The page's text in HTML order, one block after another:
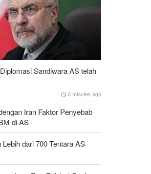
Sandiwara AS telah
6 minutes ago
Iran Faktor Penyebab
di AS
dari 700 Tentara AS